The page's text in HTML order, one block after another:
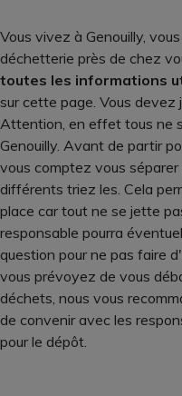
Vous vivez à Genouilly,
déchetterie près de chez
toutes les informations
sur cette page. Vous
Attention, en effet tous ne
Genouilly. Avant de partir
vous comptez vous
différents triez les. Cela
place car tout ne se jette
responsable pourra
question pour ne pas faire
vous prévoyez de vous
déchets, nous vous
de convenir avec les
pour le dépôt.